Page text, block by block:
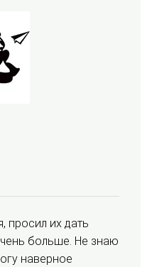
просил их дать
больше. Не знаю
наверное